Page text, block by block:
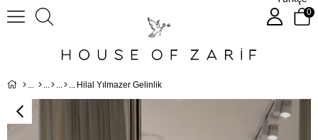
0
Hilal Yılmazer Gelinlik